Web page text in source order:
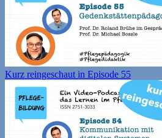
Kurz reingeschaut in Episode 55